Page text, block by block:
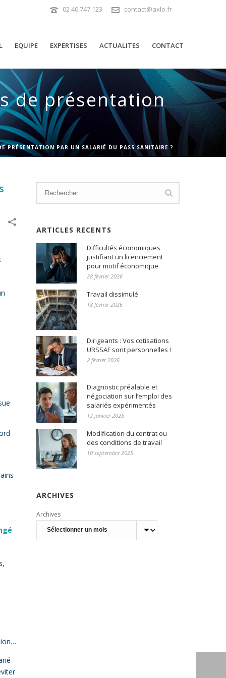
02 40 747 123 contact@axlo.fr
EQUIPE EXPERTISES ACTUALITES CONTACT
de présentation
PRÉSENTATION PAR UN SALARIÉ DU PASS SANITAIRE ?
ARTICLES RECENTS
Difficultés économiques
justifiant un licenciement
pour motif économique
28 février 2026
Travail dissimulé
18 février 2026
Dirigeants : Vos cotisations
URSSAF sont personnelles !
2 février 2026
Diagnostic préalable et
négociation sur l’emploi des
salariés expérimentés
12 janvier 2026
Modification du contrat ou
des conditions de travail
10 septembre 2025
ARCHIVES
Archives